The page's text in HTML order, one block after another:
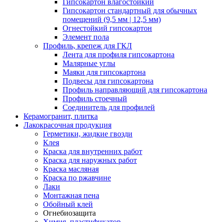
Гипсокартон влагостойкий
Гипсокартон стандартный для обычных
помещений (9,5 мм | 12,5 мм)
Огнестойкий гипсокартон
Элемент пола
Профиль, крепеж для ГКЛ
Лента для профиля гипсокартона
Малярные углы
Маяки для гипсокартона
Подвесы для гипсокартона
Профиль направляющий для гипсокартона
Профиль стоечный
Соединитель для профилей
Керамогранит, плитка
Лакокрасочная продукция
Герметики, жидкие гвозди
Клея
Краска для внутренних работ
Краска для наружных работ
Краска масляная
Краска по ржавчине
Лаки
Монтажная пена
Обойный клей
Огнебиозащита